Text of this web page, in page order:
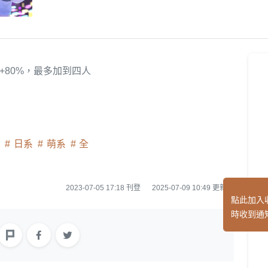
，最多加到四人
日系 萌系 全
2023-07-05 17:18 刊登 2025-07-09 10:49 更新
點此加入
時收到通